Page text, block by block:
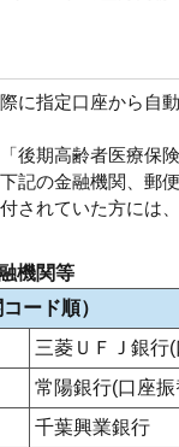
に指定口座から自
後期高齢者医療保
記の金融機関、郵
されていた方には
機関等
ード順）
三菱ＵＦＪ銀行
常陽銀行(口座
千葉興業銀行